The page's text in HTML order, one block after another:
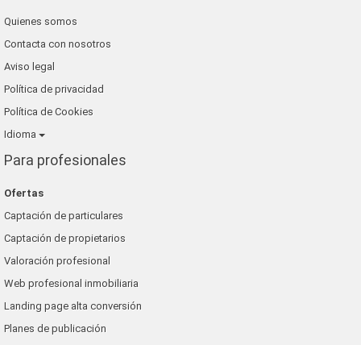
Quienes somos
Contacta con nosotros
Aviso legal
Política de privacidad
Política de Cookies
Idioma
Para profesionales
Ofertas
Captación de particulares
Captación de propietarios
Valoración profesional
Web profesional inmobiliaria
Landing page alta conversión
Planes de publicación